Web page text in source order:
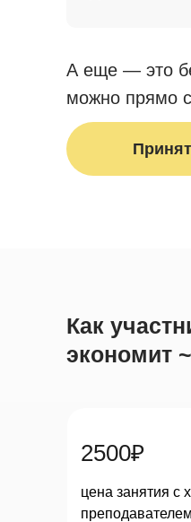
А еще — это
можно прямо
Как
экономит
цена занятия с
2500₽